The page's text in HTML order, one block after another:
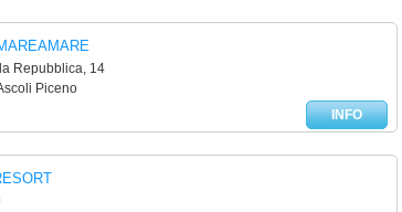
Repubblica, 14
Piceno
INFO